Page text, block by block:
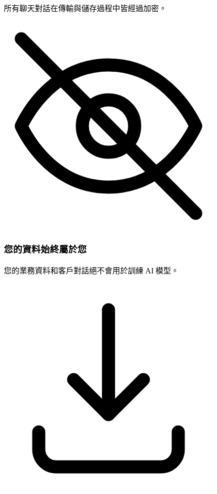
所有聊天對話在傳輸與儲存過程中皆經過加密。
您的資料始終屬於您
您的業務資料和客戶對話絕不會用於訓練 AI 模型。